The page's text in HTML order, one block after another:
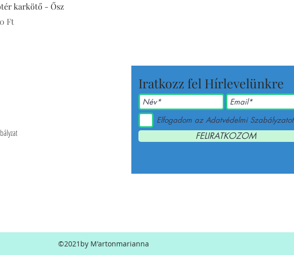
karkötő - Ősz
Ft
Iratkozz fel Hírlevelünkre
Elfogadom az Adatvédelmi Szabályzatot
FELIRATKOZOM
©2021by M'artonmarianna